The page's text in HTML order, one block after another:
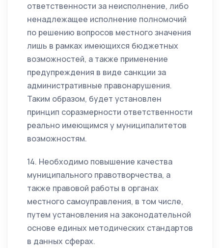
ответственности за неисполнение, либо
ненадлежащее исполнение полномочий
по решению вопросов местного значения
лишь в рамках имеющихся бюджетных
возможностей, а также применение
предупреждения в виде санкции за
административные правонарушения.
Таким образом, будет установлен
принцип соразмерности ответственности
реально имеющимся у муниципалитетов
возможностям.
14. Необходимо повышение качества
муниципального правотворчества, а
также правовой работы в органах
местного самоуправления, в том числе,
путем установления на законодательной
основе единых методических стандартов
в данных сферах.